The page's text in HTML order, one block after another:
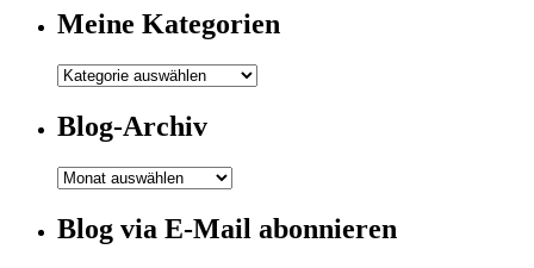
Meine Kategorien
Meine
Blog-Archiv
Blog-
Blog via E-Mail abonnieren